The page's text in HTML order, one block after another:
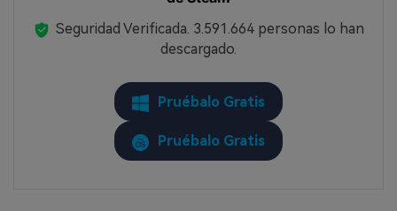
Seguridad Verificada. 3.591.664 personas lo han
descargado.
Pruébalo Gratis
Pruébalo Gratis